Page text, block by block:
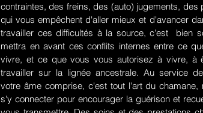
contraintes, des freins, des (auto) jugements, des
qui vous empêchent d'aller mieux et d'avancer
travailler ces difficultés à la source, c'est bien
mettra en avant ces conflits internes entre ce
vivre, et ce que vous vous autorisez à vivre, à
travailler sur la lignée ancestrale. Au service
votre âme comprise, c'est tout l'art du
s'y connecter pour encourager la guérison et